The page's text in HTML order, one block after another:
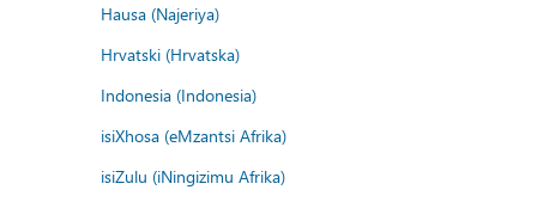
Hausa (Najeriya)
Hrvatski (Hrvatska)
Indonesia (Indonesia)
isiXhosa (eMzantsi Afrika)
isiZulu (iNingizimu Afrika)